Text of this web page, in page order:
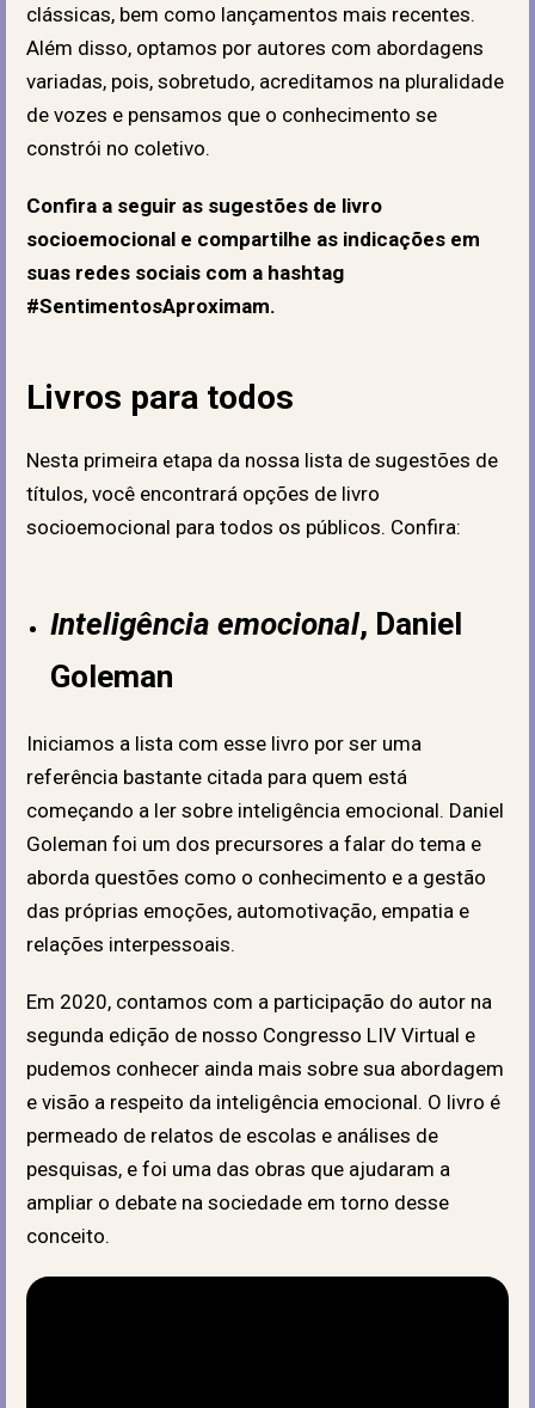
clássicas, bem como lançamentos mais recentes.
Além disso, optamos por autores com abordagens
variadas, pois, sobretudo, acreditamos na pluralidade
de vozes e pensamos que o conhecimento se
constrói no coletivo.
Confira a seguir as sugestões de livro
socioemocional e compartilhe as indicações em
suas redes sociais com a hashtag
#SentimentosAproximam.
Livros para todos
Nesta primeira etapa da nossa lista de sugestões de
títulos, você encontrará opções de livro
socioemocional para todos os públicos. Confira:
Inteligência emocional, Daniel
Goleman
Iniciamos a lista com esse livro por ser uma
referência bastante citada para quem está
começando a ler sobre inteligência emocional. Daniel
Goleman foi um dos precursores a falar do tema e
aborda questões como o conhecimento e a gestão
das próprias emoções, automotivação, empatia e
relações interpessoais.
Em 2020, contamos com a participação do autor na
segunda edição de nosso Congresso LIV Virtual e
pudemos conhecer ainda mais sobre sua abordagem
e visão a respeito da inteligência emocional. O livro é
permeado de relatos de escolas e análises de
pesquisas, e foi uma das obras que ajudaram a
ampliar o debate na sociedade em torno desse
conceito.